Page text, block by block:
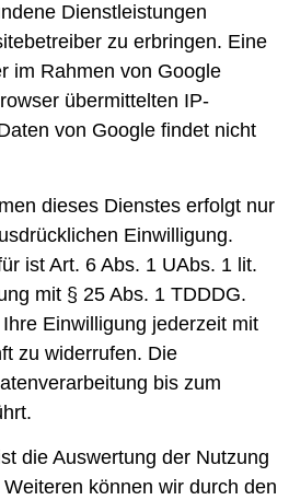
Dienstleistungen
zu erbringen. Eine
im Rahmen von Google
übermittelten IP-
von Google findet nicht
dieses Dienstes erfolgt nur
Einwilligung.
ist Art. 6 Abs. 1 UAbs. 1 lit.
mit § 25 Abs. 1 TDDDG.
Einwilligung jederzeit mit
zu widerrufen. Die
bis zum
die Auswertung der Nutzung
können wir durch den